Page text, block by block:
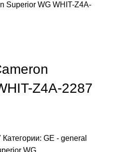
Superior WG WHIT-Z4A-
Z4A-2287
Категории: GE - general